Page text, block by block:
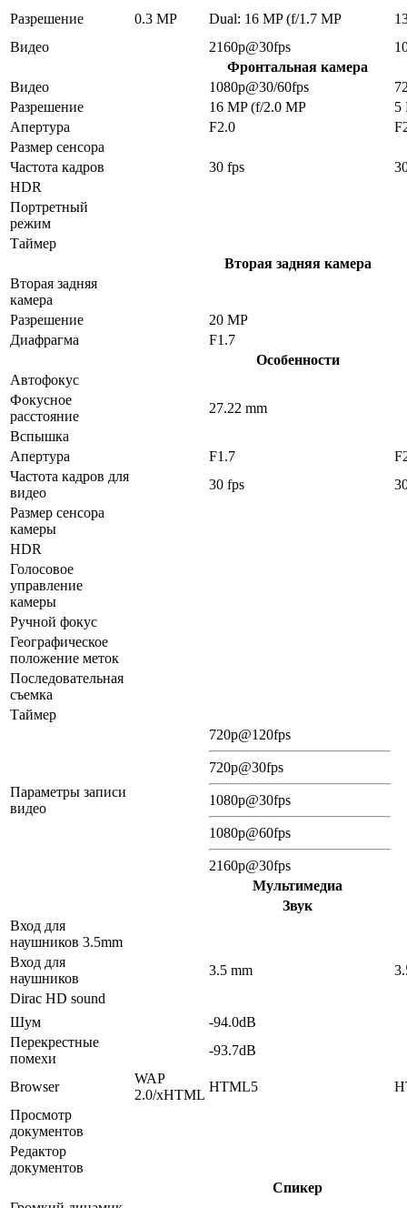
Разрешение
0.3 MP Dual: 16 MP (f/1.7 MP
Видео
2160p@30fps
Фронтальная камера
Видео
1080p@30/60fps
Разрешение
16 MP (f/2.0 MP
5
Апертура
F2.0
Размер сенсора
Частота кадров
30 fps
HDR
Портретный
режим
Таймер
Вторая задняя камера
Вторая задняя
камера
Разрешение
20 MP
Диафрагма
F1.7
Особенности
Автофокус
Фокусное
расстояние
27.22 mm
Вспышка
Апертура
F1.7
Частота кадров для
видео
30 fps
Размер сенсора
камеры
HDR
Голосовое
управление
камеры
Ручной фокус
Географическое
положение меток
Последовательная
съемка
Таймер
Параметры записи
видео
720p@120fps
720p@30fps
1080p@30fps
1080p@60fps
2160p@30fps
Мультимедиа
Звук
Вход для
наушников 3.5mm
Вход для
наушников
3.5 mm
Dirac HD sound
Шум
-94.0dB
Перекрестные
помехи
-93.7dB
Browser
WAP
2.0/xHTML
HTML5
Просмотр
документов
Редактор
документов
Спикер